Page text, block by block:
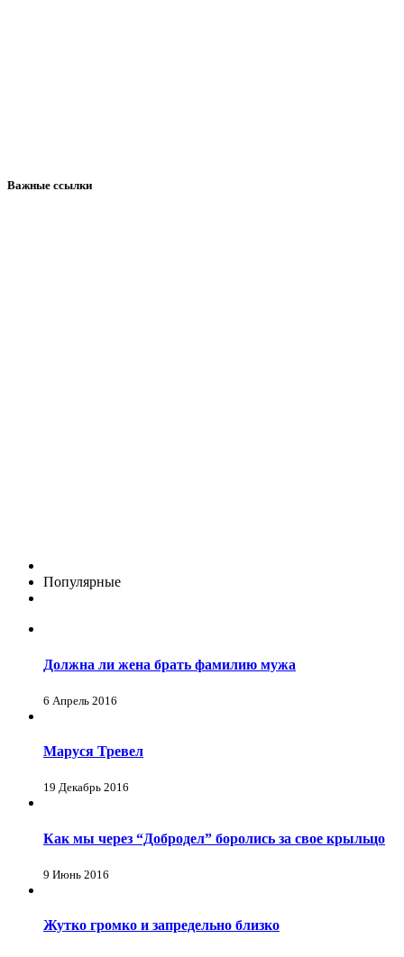
Важные ссылки
Популярные
Должна ли жена брать фамилию мужа
6 Апрель 2016
Маруся Тревел
19 Декабрь 2016
Как мы через “Добродел” боролись за свое крыльцо
9 Июнь 2016
Жутко громко и запредельно близко